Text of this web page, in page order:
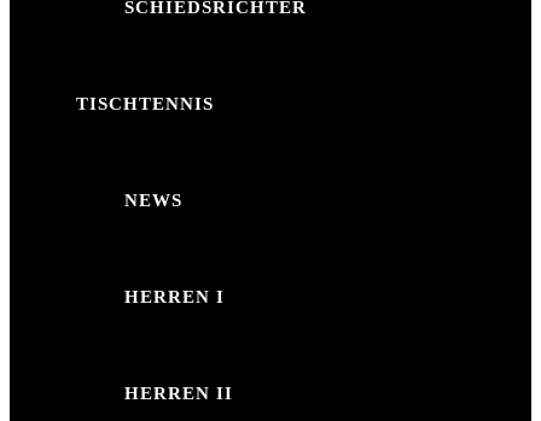
SCHIEDSRICHTER
TISCHTENNIS
NEWS
HERREN I
HERREN II